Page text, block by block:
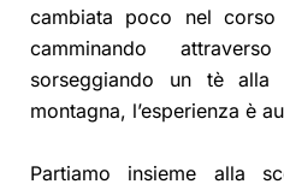
cambiata poco nel
camminando
sorseggiando un tè
montagna, l’esperienza è
Partiamo insieme alla